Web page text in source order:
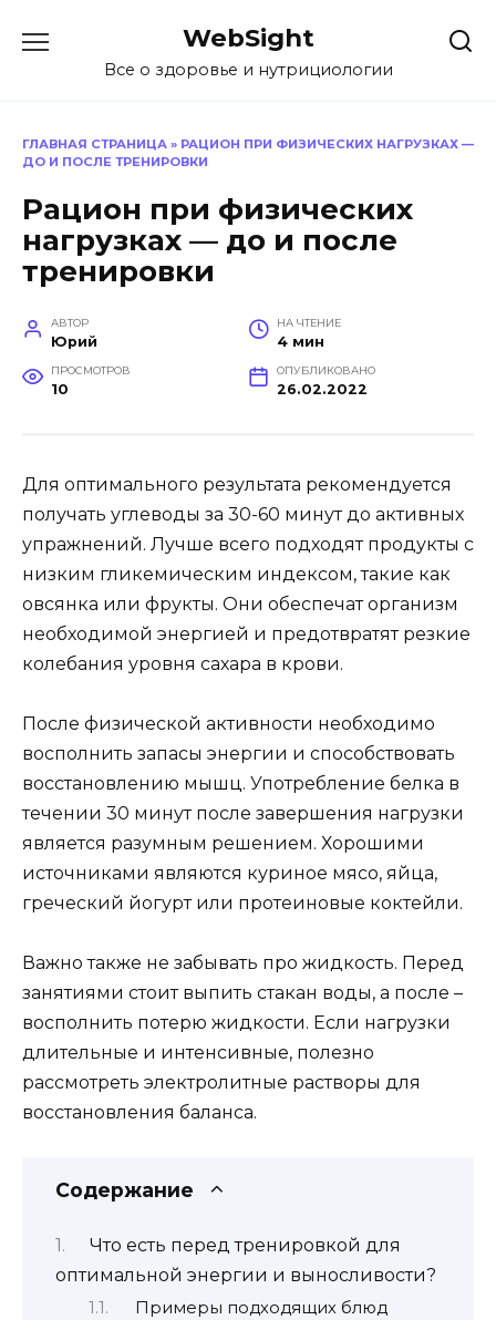
содержанию
WebSight
Все о здоровье и нутрициологии
ГЛАВНАЯ СТРАНИЦА » РАЦИОН ПРИ ФИЗИЧЕСКИХ НАГРУЗКАХ —
ДО И ПОСЛЕ ТРЕНИРОВКИ
Рацион при физических
нагрузках — до и после
тренировки
АВТОР
Юрий
НА ЧТЕНИЕ
4 мин
ПРОСМОТРОВ
10
ОПУБЛИКОВАНО
26.02.2022
Для оптимального результата рекомендуется
получать углеводы за 30-60 минут до активных
упражнений. Лучше всего подходят продукты с
низким гликемическим индексом, такие как
овсянка или фрукты. Они обеспечат организм
необходимой энергией и предотвратят резкие
колебания уровня сахара в крови.
После физической активности необходимо
восполнить запасы энергии и способствовать
восстановлению мышц. Употребление белка в
течении 30 минут после завершения нагрузки
является разумным решением. Хорошими
источниками являются куриное мясо, яйца,
греческий йогурт или протеиновые коктейли.
Важно также не забывать про жидкость. Перед
занятиями стоит выпить стакан воды, а после –
восполнить потерю жидкости. Если нагрузки
длительные и интенсивные, полезно
рассмотреть электролитные растворы для
восстановления баланса.
Содержание
Что есть перед тренировкой для
оптимальной энергии и выносливости?
Примеры подходящих блюд